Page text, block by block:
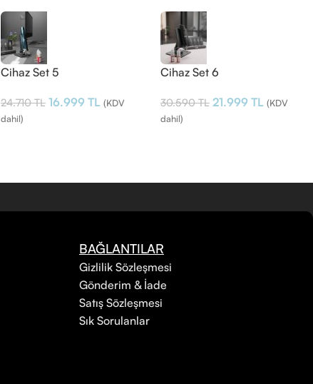
Cihaz Set 5
24.710TL 16.999 TL (KDV
dahil)
Cihaz Set 6
30.590TL 21.999 TL (KDV
dahil)
BAĞLANTILAR
Gizlilik Sözleşmesi
Gönderim & İade
Satış Sözleşmesi
Sık Sorulanlar